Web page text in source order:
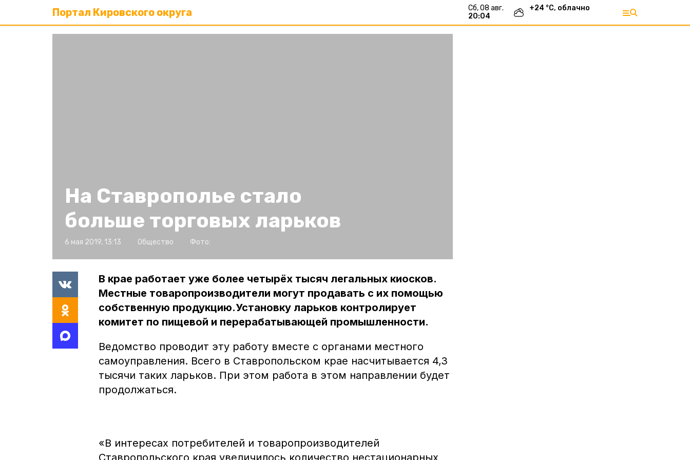
Портал Кировского округа
сб, 08 авг.
20:04
+24 °С, облачно
На Ставрополье стало
больше торговых ларьков
6 мая 2019, 13:13 Общество Фото:
В крае работает уже более четырёх тысяч легальных киосков.
Местные товаропроизводители могут продавать с их помощью
собственную продукцию.Установку ларьков контролирует
комитет по пищевой и перерабатывающей промышленности.
Ведомство проводит эту работу вместе с органами местного
самоуправления. Всего в Ставропольском крае насчитывается 4,3
тысячи таких ларьков. При этом работа в этом направлении будет
продолжаться.
«В интересах потребителей и товаропроизводителей
Ставропольского края увеличилось количество нестационарных